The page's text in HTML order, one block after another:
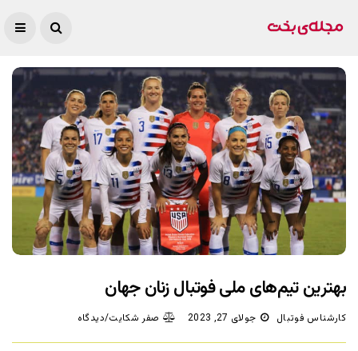
بهترین تیم‌های ملی فوتبال زنان جهان
کارشناس فوتبال جولای 27, 2023 صفر شکایت/دیدگاه